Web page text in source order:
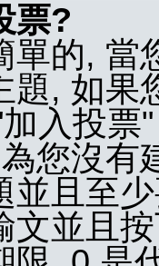
票?
單的, 當
題, 如果
入投票
您沒有
並且至
文並且